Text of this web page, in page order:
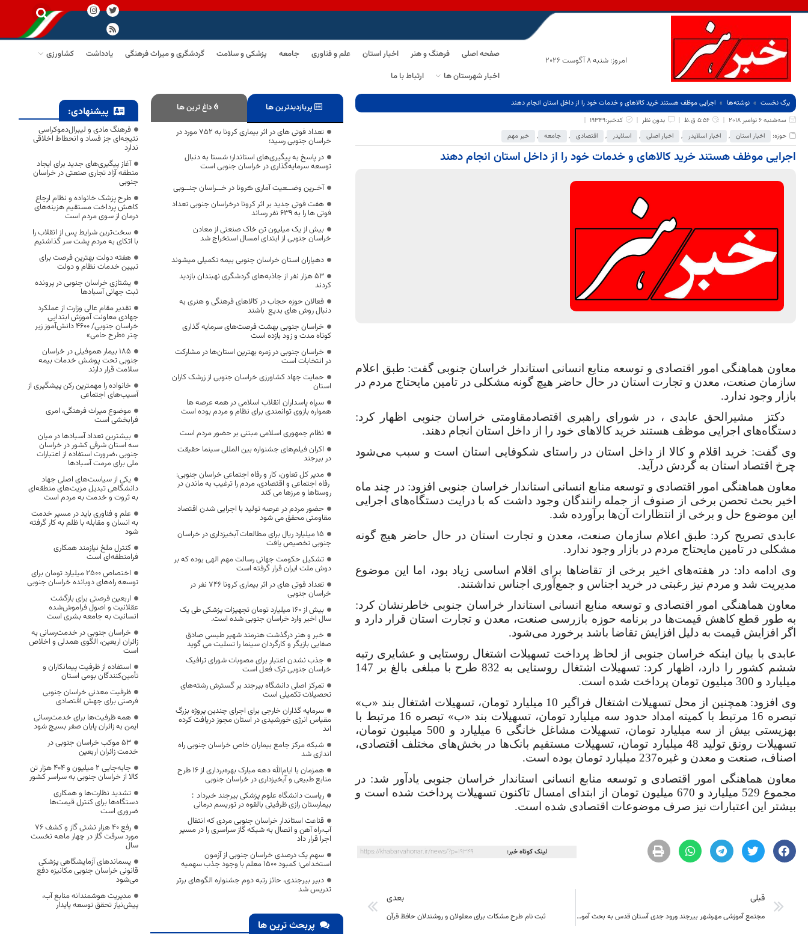
امروز: شنبه 8 آگوست 2026
صفحه اصلی فرهنگ و هنر اخبار استان علم و فناوری جامعه پزشکی و سلامت گردشگری و میراث فرهنگی یادداشت
کشاورزی
اخبار شهرستان ها
ارتباط با ما
برگ نخست نوشته‌ها
اجرایی موظف هستند خرید کالاهای و خدمات خود را از داخل استان انجام دهند
سه‌شنبه 6 نوامبر 2018
5:56 ق.ظ بدون نظر
کدخبر:19349
حوزه:
اخبار استان , اخبار اسلایدر , اخبار اصلی , اسلایدر , اقتصادی , جامعه , خبر مهم
اجرایی موظف هستند خرید کالاهای و خدمات خود را از داخل استان انجام دهند
معاون هماهنگی امور اقتصادی و توسعه منابع انسانی استاندار خراسان جنوبی گفت: طبق اعلام
سازمان صنعت، معدن و تجارت استان در حال حاضر هیچ گونه مشکلی در تامین مایحتاج مردم در
بازار وجود ندارد.
دکتز
مشیرالحق عابدی ، در شورای راهبری اقتصادمقاومتی خراسان جنوبی اظهار کرد:
دستگاه‌های اجرایی موظف هستند خرید کالاهای خود را از داخل استان انجام دهند.
وی گفت: خرید اقلام و کالا از داخل استان در راستای شکوفایی استان است و سبب می‌شود
چرخ اقتصاد استان به گردش درآید.
معاون هماهنگی امور اقتصادی و توسعه منابع انسانی استاندار خراسان جنوبی افزود: در چند ماه
اخیر بحث تحصن برخی از صنوف از جمله رانندگان وجود داشت که با درایت دستگاه‌های اجرایی
این موضوع حل و برخی از انتظارات آن‌ها برآورده شد.
عابدی تصریح کرد: طبق اعلام سازمان صنعت، معدن و تجارت استان در حال حاضر هیچ گونه
مشکلی در تامین مایحتاج مردم در بازار وجود ندارد.
وی ادامه داد: در هفته‌های اخیر برخی از تقاضاها برای اقلام اساسی زیاد بود، اما این موضوع
مدیریت شد و مردم نیز رغبتی در خرید اجناس و جمع‌آوری اجناس نداشتند.
معاون هماهنگی امور اقتصادی و توسعه منابع انسانی استاندار خراسان جنوبی خاطرنشان کرد:
به طور قطع کاهش قیمت‌ها در برنامه حوزه بازرسی صنعت، معدن و تجارت استان قرار دارد و
اگر افزایش قیمت به دلیل افزایش تقاضا باشد برخورد می‌شود.
عابدی با بیان اینکه خراسان جنوبی از لحاظ پرداخت تسهیلات اشتغال روستایی و عشایری رتبه
ششم کشور را دارد، اظهار کرد: تسهیلات اشتغال روستایی به 832 طرح با مبلغی بالغ بر 147
میلیارد و 300 میلیون تومان پرداخت شده است.
وی افزود: همچنین از محل تسهیلات اشتغال فراگیر 10 میلیارد تومان، تسهیلات اشتغال بند «ب»
تبصره 16 مرتبط با کمیته امداد حدود سه میلیارد تومان، تسهیلات بند «ب» تبصره 16 مرتبط با
بهزیستی بیش از سه میلیارد تومان، تسهیلات مشاغل خانگی 6 میلیارد و 500 میلیون تومان،
تسهیلات رونق تولید 48 میلیارد تومان، تسهیلات مستقیم بانک‌ها در بخش‌های مختلف اقتصادی،
اصناف، صنعت و معدن و غیره237 میلیارد تومان بوده است.
معاون هماهنگی امور اقتصادی و توسعه منابع انسانی استاندار خراسان جنوبی یادآور شد: در
مجموع 529 میلیارد و 670 میلیون تومان از ابتدای امسال تاکنون تسهیلات پرداخت شده است و
بیشتر این اعتبارات نیز صرف موضوعات اقتصادی شده است.
لینک کوتاه خبر: https://khabarvahonar.ir/news/?p=19349
قبلی
مجتمع آموزشی مهرشهر بیرجند ورود جدی آستان قدس به بحث آموزش
بعدی
ثبت نام طرح مشکات برای معلولان و روشندلان حافظ قرآن
پربازدیدترین ها داغ ترین ها
تعداد فوتی های در اثر بیماری کرونا به 752 مورد در
خراسان جنوبی رسید؛
در پاسخ به پیگیری‌های استاندار؛ شستا به دنبال
توسعه سرمایه‌گذاری در خراسان جنوبی است
آخـرین وضــعیت آماری ڪرونا در خــراسان جنــوبی
هفت فوتی جدید بر اثر کرونا درخراسان جنوبی تعداد
فوتی ها را به 639 نفر رساند
بیش از یک میلیون تن خاک صنعتی از معادن
خراسان جنوبی از ابتدای امسال استخراج شد
دهیاران استان خراسان جنوبی بیمه تکمیلی میشوند
53 هزار نفر از جاذبه‌های گردشگری نهبندان بازدید
کردند
فعالان حوزه حجاب در کالاهای فرهنگی و هنری به
دنبال روش های بدیع باشند
خراسان جنوبی بهشت فرصت‌های سرمایه گذاری
کوتاه مدت و زود بازده است
خراسان جنوبی در زمره بهترین استان‌ها در مشارکت
در انتخابات است
حمایت جهاد کشاورزی خراسان جنوبی از زرشک کاران
استان
سپاه پاسداران انقلاب اسلامی در همه عرصه ها
همواره بازوی توانمندی برای نظام و مردم بوده است
نظام جمهوری اسلامی مبتنی بر حضور مردم است
اکران فیلم‌های جشنواره بین المللی سینما حقیقت
در بیرجند
مدیر کل تعاون، کار و رفاه اجتماعی خراسان جنوبی:
رفاه اجتماعی و اقتصادی، مردم را ترغیب به ماندن در
روستاها و مرزها می کند
حضور مردم در عرصه تولید با اجرایی شدن اقتصاد
مقاومتی محقق می شود
۱۵ میلیارد ریال برای مطالعات آبخیزداری در خراسان
جنوبی تخصیص یافت
تشکیل حکومت جهانی رسالت مهم الهی بوده که بر
دوش ملت ایران قرار گرفته است
تعداد فوتی های در اثر بیماری کرونا 746 نفر در
خراسان جنوبی
بیش از ۱۶۰ میلیارد تومان تجهیزات پزشکی طی یک
سال اخیر وارد خراسان جنوبی شده است.
خبر و هنر درگذشت هنرمند شهیر طبسی صادق
صفایی بازیگر و کارگردان سینما را تسلیت می گوید
جذب نشدن اعتبار برای مصوبات شورای ترافیک
خراسان جنوبی ترک فعل است
تمرکز اصلی دانشگاه بیرجند بر گسترش رشته‌های
تحصیلات تکمیلی است
سرمایه گذاران خارجی برای اجرای چندین پروژه بزرگ
مقیاس انرژی خورشیدی در استان مجوز دریافت کرده
اند
شبکه مرکز جامع بیماران خاص خراسان جنوبی راه
اندازی شد
همزمان با ایام‌الله دهه مبارک بهره‌برداری از ۱۶ طرح
منابع طبیعی و آبخیزداری در خراسان جنوبی
ریاست دانشگاه علوم پزشکی بیرجند خبرداد：
بیمارستان رازی ظرفیتی بالقوه در توریسم درمانی
قناعت استاندار خراسان جنوبی مردی که انتقال
آب،راه آهن و اتصال به شبکه گاز سراسری را در مسیر
اجرا قرار داد
سهم یک درصدی خراسان جنوبی از آزمون
استخدامی؛ کمبود ۱۵۰۰ معلم با وجود جذب سهمیه
دبیر بیرجندی، حائز رتبه دوم جشنواره الگو‌های برتر
تدریس شد
پربحث ترین ها
پیشنهادی:
فرهنگ مادی و لیبرال‌دموکراسی
نتیجه‌ای جز فساد و انحطاط اخلاقی
ندارد
آغاز پیگیری‌های جدید برای ایجاد
منطقه آزاد تجاری صنعتی در خراسان
جنوبی
طرح پزشک خانواده و نظام ارجاع
کاهش پرداخت مستقیم هزینه‌های
درمان از سوی مردم است
سخت‌ترین شرایط پس از انقلاب را
با اتکای به مردم پشت سر گذاشتیم
هفته دولت بهترین فرصت برای
تبیین خدمات نظام و دولت
یشتازی خراسان جنوبی در پرونده
ثبت جهانی آسبادها
تقدیر مقام عالی وزارت از عملکرد
جهادی معاونت آموزش ابتدایی
خراسان جنوبی/ ۴۶۰۰ دانش‌آموز زیر
چتر «طرح حامی»
۱۸۵ بیمار هموفیلی در خراسان
جنوبی تحت پوشش خدمات بیمه
سلامت قرار دارند
خانواده را مهمترین رکن پیشگیری از
آسیب‌های اجتماعی
موضوع میراث فرهنگی، امری
فرابخشی است
بیشترین تعداد آسبادها در میان
سه استان شرقی کشور در خراسان
جنوبی ،ضرورت استفاده از اعتبارات
ملی برای مرمت آسبادها
یکی از سیاست‌های اصلی جهاد
دانشگاهی تبدیل مزیت‌های منطقه‌ای
به ثروت و خدمت به مردم است
علم و فناوری باید در مسیر خدمت
به انسان و مقابله با ظلم به کار گرفته
شود
کنترل ملخ نیازمند همکاری
فرامنطقه‌ای است
اختصاص 2500 میلیارد تومان برای
توسعه راه‌های دوبانده خراسان جنوبی
اربعین فرصتی برای بازگشت
عقلانیت و اصول فراموش‌شده
انسانیت به جامعه بشری است
خراسان جنوبی در خدمت‌رسانی به
زائران اربعین، الگوی همدلی و اخلاص
است
استفاده از ظرفیت پیمانکاران و
تأمین‌کنندگان بومی استان
ظرفیت معدنی خراسان جنوبی
فرصتی برای جهش اقتصادی
همه ظرفیت‌ها برای خدمت‌رسانی
ایمن به زائران پایان صفر بسیج شود
53 موکب خراسان جنوبی در
خدمت زائران اربعین
جابه‌جایی 2 میلیون و 404 هزار تن
کالا از خراسان جنوبی به سراسر کشور
تشدید نظارت‌ها و همکاری
دستگاه‌ها برای کنترل قیمت‌ها
ضروری است
رفع 40 هزار نشتی گاز و کشف 76
مورد سرقت گاز در چهار ماهه نخست
سال
پسماندهای آزمایشگاهی پزشکی
قانونی خراسان جنوبی مکانیزه دفع
می‌شود
مدیریت هوشمندانه منابع آب،
پیش‌نیاز تحقق توسعه پایدار